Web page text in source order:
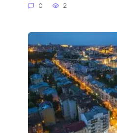
0 2